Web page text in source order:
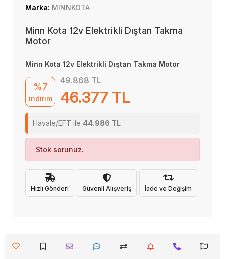
Marka: MINNKOTA
Minn Kota 12v Elektrikli Dıştan Takma
Motor
Minn Kota 12v Elektrikli Dıştan Takma Motor
%7
indirim
49.868 TL
46.377 TL
Havale/EFT ile 44.986 TL
Stok sorunuz.
Hızlı Gönderi Güvenli Alışveriş İade ve Değişim